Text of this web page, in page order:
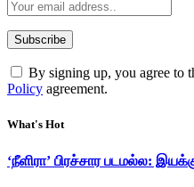
By signing up, you agree to
Policy agreement.
What's Hot
‘நீளிரா’ பிரச்சார படமல்ல: